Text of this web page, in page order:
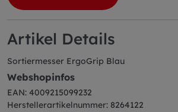
Artikel Details
Sortiermesser ErgoGrip Blau
Webshopinfos
EAN: 4009215099232
Herstellerartikelnummer: 8264122